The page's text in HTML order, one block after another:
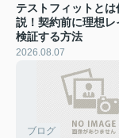
テストフィットとは
説！契約前に理想レ
検証する方法
2026.08.07
ブログ